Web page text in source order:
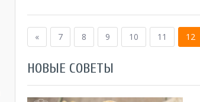
« 7 8 9 10 11 12
НОВЫЕ СОВЕТЫ